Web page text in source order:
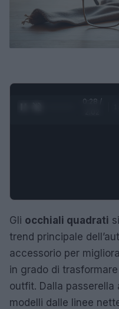
0:29 /
Gli occhiali quadrati
trend principale
accessorio per
in grado di
outfit. Dalla
modelli dalle linee